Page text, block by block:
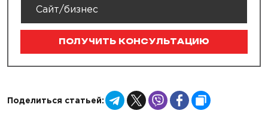
ПОЛУЧИТЬ КОНСУЛЬТАЦИЮ
Поделиться статьей: Telegram
X Viber Facebook